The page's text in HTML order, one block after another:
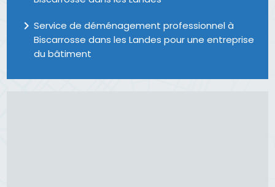
navigate_nextService de déménagement professionnel à
Biscarrosse dans les Landes pour une entreprise
du bâtiment